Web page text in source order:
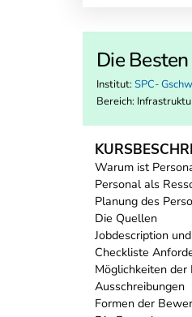
Die
Institut: SPC-
Bereich:
Warum ist
Personal als
Planung des
Die Quellen
Jobdescription
Checkliste
Möglichkeiten der
Ausschreibungen
Formen der